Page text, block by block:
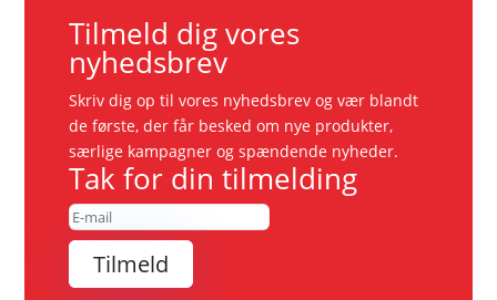
Tilmeld dig vores
nyhedsbrev
Skriv dig op til vores nyhedsbrev og vær blandt
de første, der får besked om nye produkter,
særlige kampagner og spændende nyheder.
Tak for din tilmelding
Tilmeld